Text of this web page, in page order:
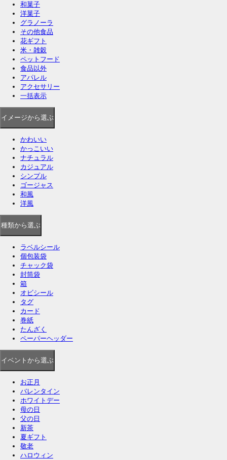
和菓子
洋菓子
グラノーラ
その他食品
花ギフト
米・雑穀
ペットフード
食品以外
アパレル
アクセサリー
一括表示
イメージから選ぶ
かわいい
かっこいい
ナチュラル
カジュアル
シンプル
ゴージャス
和風
洋風
種類から選ぶ
ラベルシール
個包装袋
チャック袋
封筒袋
箱
オビシール
タグ
カード
巻紙
たんざく
ペーパーヘッダー
イベント から選ぶ
お正月
バレンタイン
ホワイトデー
母の日
父の日
新茶
夏ギフト
敬老
ハロウィン